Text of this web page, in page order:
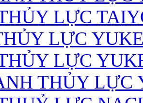
LỰC
LỰC
LỰC
THỦY LỰC